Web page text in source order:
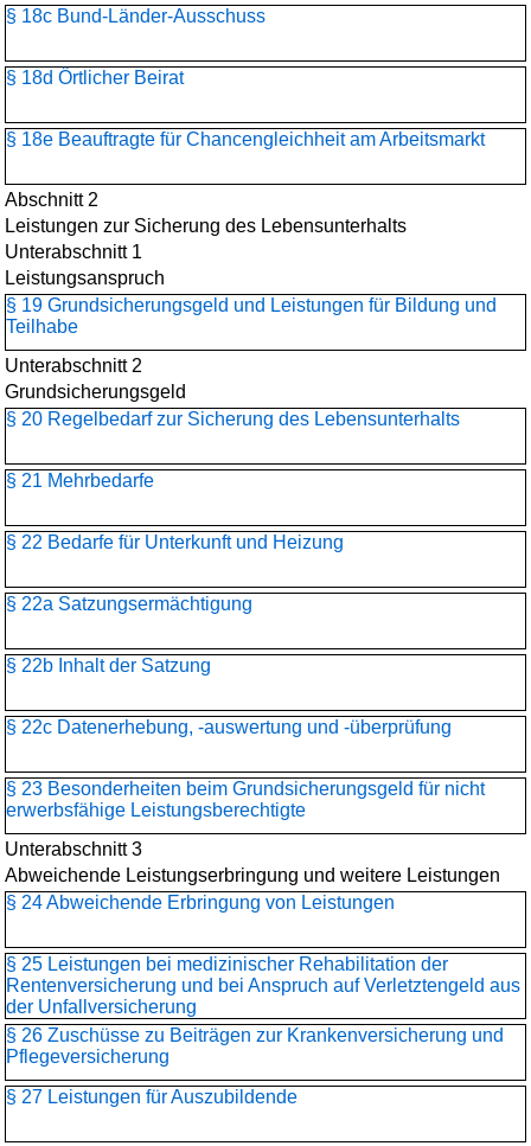
§ 18c Bund-Länder-Ausschuss
§ 18d Örtlicher Beirat
§ 18e Beauftragte für Chancengleichheit am Arbeitsmarkt
Abschnitt 2
Leistungen zur Sicherung des Lebensunterhalts
Unterabschnitt 1
Leistungsanspruch
§ 19 Grundsicherungsgeld und Leistungen für Bildung und
Teilhabe
Unterabschnitt 2
Grundsicherungsgeld
§ 20 Regelbedarf zur Sicherung des Lebensunterhalts
§ 21 Mehrbedarfe
§ 22 Bedarfe für Unterkunft und Heizung
§ 22a Satzungsermächtigung
§ 22b Inhalt der Satzung
§ 22c Datenerhebung, -auswertung und -überprüfung
§ 23 Besonderheiten beim Grundsicherungsgeld für nicht
erwerbsfähige Leistungsberechtigte
Unterabschnitt 3
Abweichende Leistungserbringung und weitere Leistungen
§ 24 Abweichende Erbringung von Leistungen
§ 25 Leistungen bei medizinischer Rehabilitation der
Rentenversicherung und bei Anspruch auf Verletztengeld aus
der Unfallversicherung
§ 26 Zuschüsse zu Beiträgen zur Krankenversicherung und
Pflegeversicherung
§ 27 Leistungen für Auszubildende